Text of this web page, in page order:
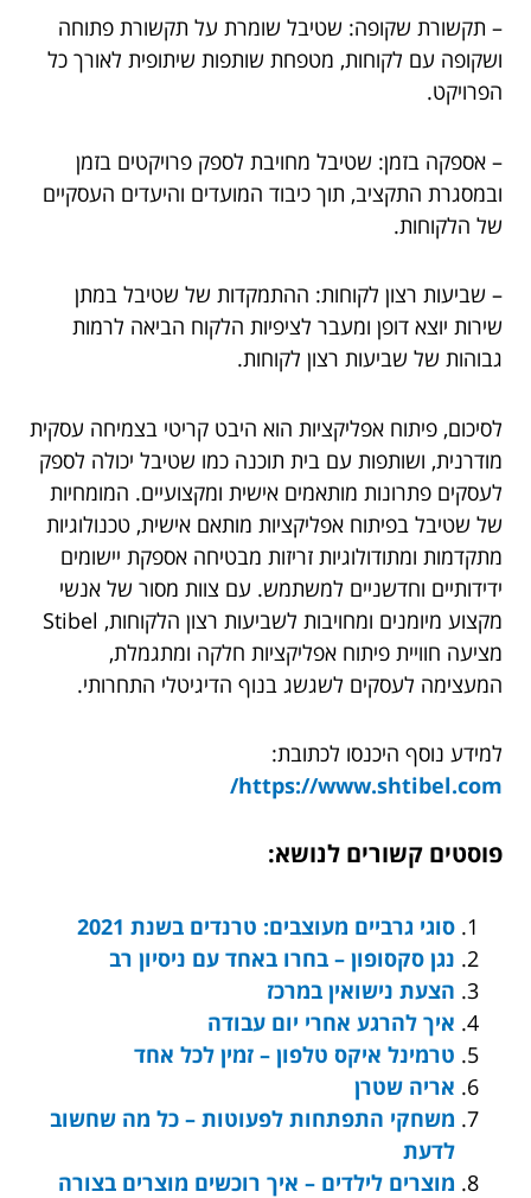
– תקשורת שקופה: שטיבל שומרת על תקשורת פתוחה
ושקופה עם לקוחות, מטפחת שותפות שיתופית לאורך כל
הפרויקט.
– אספקה בזמן: שטיבל מחויבת לספק פרויקטים בזמן
ובמסגרת התקציב, תוך כיבוד המועדים והיעדים העסקיים
של הלקוחות.
– שביעות רצון לקוחות: ההתמקדות של שטיבל במתן
שירות יוצא דופן ומעבר לציפיות הלקוח הביאה לרמות
גבוהות של שביעות רצון לקוחות.
לסיכום, פיתוח אפליקציות הוא היבט קריטי בצמיחה עסקית
מודרנית, ושותפות עם בית תוכנה כמו שטיבל יכולה לספק
לעסקים פתרונות מותאמים אישית ומקצועיים. המומחיות
של שטיבל בפיתוח אפליקציות מותאם אישית, טכנולוגיות
מתקדמות ומתודולוגיות זריזות מבטיחה אספקת יישומים
ידידותיים וחדשניים למשתמש. עם צוות מסור של אנשי
מקצוע מיומנים ומחויבות לשביעות רצון הלקוחות, Stibel
מציעה חוויית פיתוח אפליקציות חלקה ומתגמלת,
המעצימה לעסקים לשגשג בנוף הדיגיטלי התחרותי.
למידע נוסף היכנסו לכתובת:
https://www.shtibel.com/
פוסטים קשורים לנושא:
סוגי גרביים מעוצבים: טרנדים בשנת 2021
נגן סקסופון – בחרו באחד עם ניסיון רב
הצעת נישואין במרכז
איך להרגע אחרי יום עבודה
טרמינל איקס טלפון – זמין לכל אחד
אריה שטרן
משחקי התפתחות לפעוטות – כל מה שחשוב
לדעת
מוצרים לילדים – איך רוכשים מוצרים בצורה